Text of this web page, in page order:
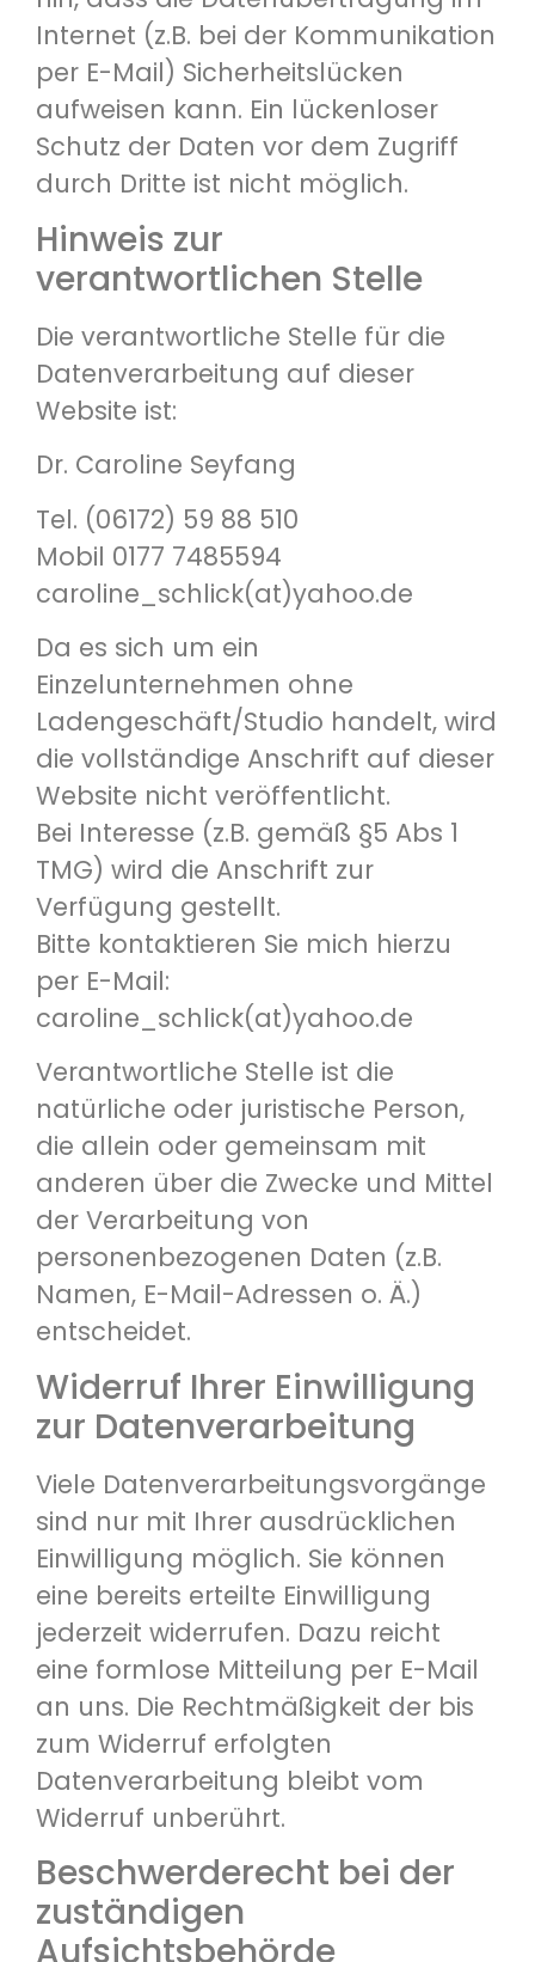
Internet (z.B. bei der Kommunikation
per E-Mail) Sicherheitslücken
aufweisen kann. Ein lückenloser
Schutz der Daten vor dem Zugriff
durch Dritte ist nicht möglich.
Hinweis zur
verantwortlichen Stelle
Die verantwortliche Stelle für die
Datenverarbeitung auf dieser
Website ist:
Dr. Caroline Seyfang
Tel. (06172) 59 88 510
Mobil 0177 7485594
caroline_schlick(at)yahoo.de
Da es sich um ein
Einzelunternehmen ohne
Ladengeschäft/Studio handelt, wird
die vollständige Anschrift auf dieser
Website nicht veröffentlicht.
Bei Interesse (z.B. gemäß §5 Abs 1
TMG) wird die Anschrift zur
Verfügung gestellt.
Bitte kontaktieren Sie mich hierzu
per E-Mail:
caroline_schlick(at)yahoo.de
Verantwortliche Stelle ist die
natürliche oder juristische Person,
die allein oder gemeinsam mit
anderen über die Zwecke und Mittel
der Verarbeitung von
personenbezogenen Daten (z.B.
Namen, E-Mail-Adressen o. Ä.)
entscheidet.
Widerruf Ihrer Einwilligung
zur Datenverarbeitung
Viele Datenverarbeitungsvorgänge
sind nur mit Ihrer ausdrücklichen
Einwilligung möglich. Sie können
eine bereits erteilte Einwilligung
jederzeit widerrufen. Dazu reicht
eine formlose Mitteilung per E-Mail
an uns. Die Rechtmäßigkeit der bis
zum Widerruf erfolgten
Datenverarbeitung bleibt vom
Widerruf unberührt.
Beschwerderecht bei der
zuständigen
Aufsichtsbehörde